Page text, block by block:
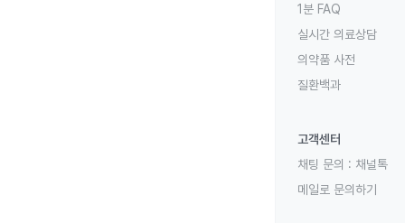
1분 FAQ
실시간 의료상담
의약품 사전
질환백과
고객센터
채팅 문의 : 채널톡
메일로 문의하기